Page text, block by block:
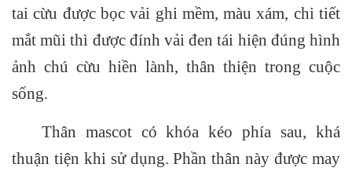
tai cừu được bọc vải ghi mềm, màu xám, chi tiết
mắt mũi thì được đính vải đen tái hiện đúng hình
ảnh chú cừu hiền lành, thân thiện trong cuộc
sống.
Thân mascot có khóa kéo phía sau, khá
thuận tiện khi sử dụng. Phần thân này được may